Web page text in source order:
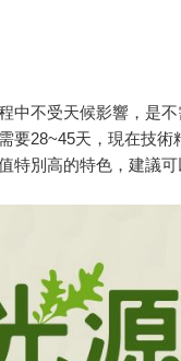
中不受天候影響，是不
要28~45天，現在技
特別高的特色，建議